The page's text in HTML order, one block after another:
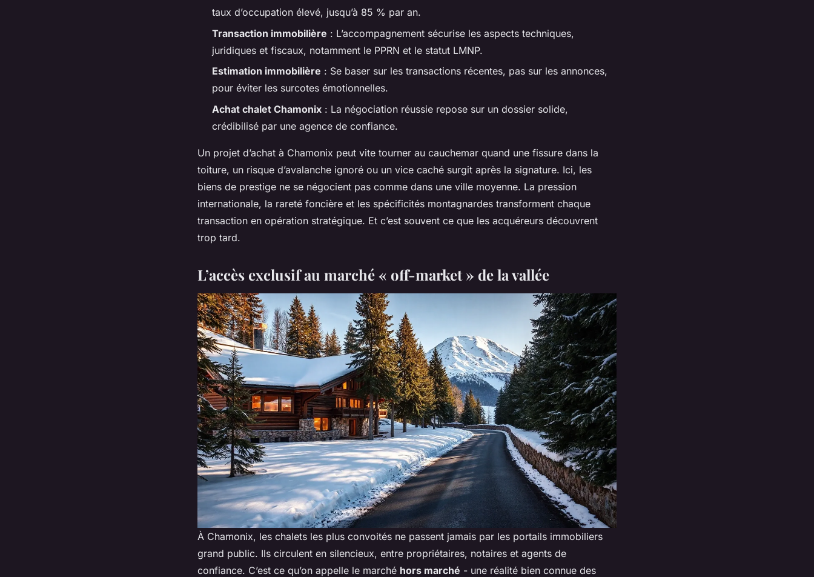
taux d’occupation élevé, jusqu’à 85 % par an.
Transaction immobilière : L’accompagnement sécurise les aspects techniques,
juridiques et fiscaux, notamment le PPRN et le statut LMNP.
Estimation immobilière : Se baser sur les transactions récentes, pas sur les annonces,
pour éviter les surcotes émotionnelles.
Achat chalet Chamonix : La négociation réussie repose sur un dossier solide,
crédibilisé par une agence de confiance.
Un projet d’achat à Chamonix peut vite tourner au cauchemar quand une fissure dans la
toiture, un risque d’avalanche ignoré ou un vice caché surgit après la signature. Ici, les
biens de prestige ne se négocient pas comme dans une ville moyenne. La pression
internationale, la rareté foncière et les spécificités montagnardes transforment chaque
transaction en opération stratégique. Et c’est souvent ce que les acquéreurs découvrent
trop tard.
L’accès exclusif au marché « off-market » de la vallée
À Chamonix, les chalets les plus convoités ne passent jamais par les portails immobiliers
grand public. Ils circulent en silencieux, entre propriétaires, notaires et agents de
confiance. C’est ce qu’on appelle le marché hors marché - une réalité bien connue des